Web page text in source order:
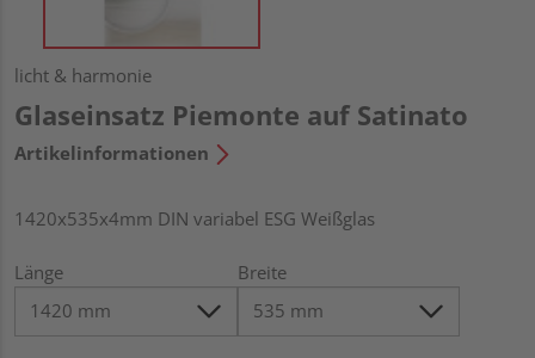
licht & harmonie
Glaseinsatz Piemonte auf Satinato
Artikelinformationen
1420x535x4mm DIN variabel ESG Weißglas
Länge Breite